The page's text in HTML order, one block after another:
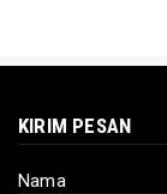
KIRIM PESAN
Nama